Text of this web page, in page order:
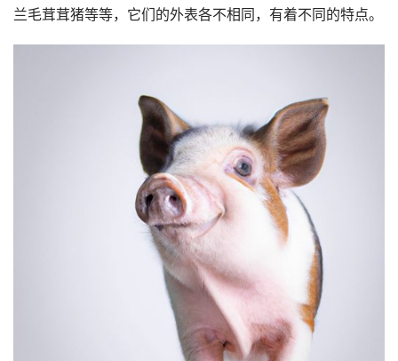
兰毛茸茸猪等等，它们的外表各不相同，有着不同的特点。